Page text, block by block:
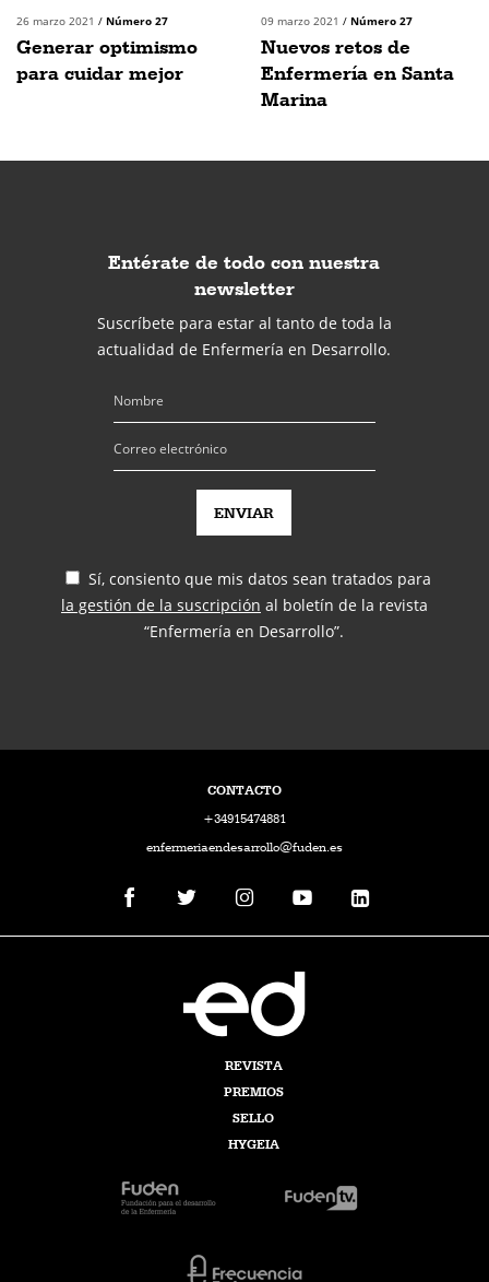
26 marzo 2021 / Número 27
Generar optimismo
para cuidar mejor
09 marzo 2021 / Número 27
Nuevos retos de
Enfermería en Santa
Marina
Entérate de todo con nuestra
newsletter
Suscríbete para estar al tanto de toda la
actualidad de Enfermería en Desarrollo.
Sí, consiento que mis datos sean tratados para
la gestión de la suscripción al boletín de la revista
“Enfermería en Desarrollo”.
CONTACTO
+34915474881
enfermeriaendesarrollo@fuden.es
REVISTA
PREMIOS
SELLO
HYGEIA